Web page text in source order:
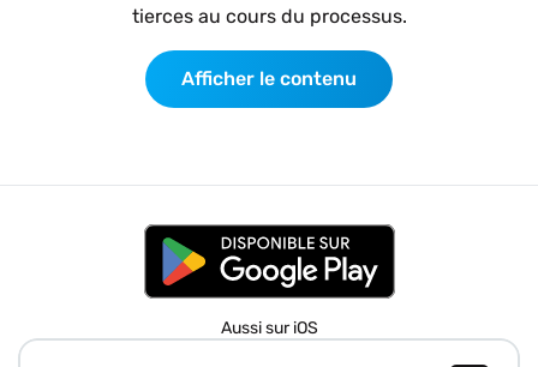
tierces au cours du processus.
Afficher le contenu
Aussi sur iOS